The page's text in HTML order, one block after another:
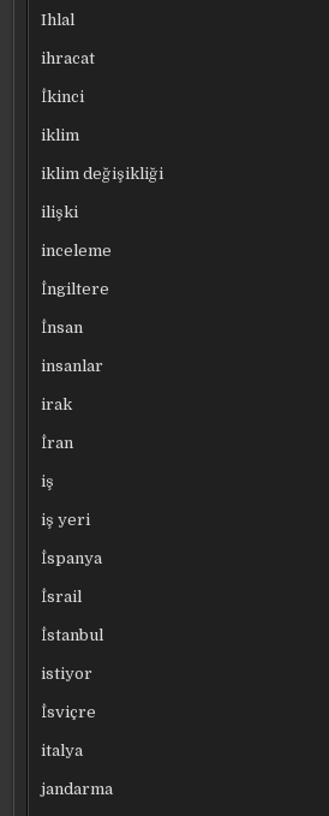
Ihlal
ihracat
İkinci
iklim
iklim değişikliği
ilişki
inceleme
İngiltere
İnsan
insanlar
irak
İran
iş
iş yeri
İspanya
İsrail
İstanbul
istiyor
İsviçre
italya
jandarma